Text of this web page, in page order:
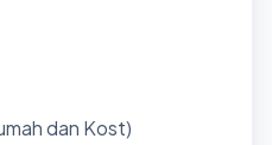
dan Kost)